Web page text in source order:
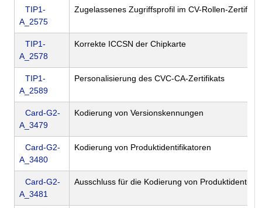
TIP1-
A_2575
Zugelassenes Zugriffsprofil im CV-Rollen-Zertifikat
TIP1-
A_2578
Korrekte ICCSN der Chipkarte
TIP1-
A_2589
Personalisierung des CVC-CA-Zertifikats
Card-G2-
A_3479
Kodierung von Versionskennungen
Card-G2-
A_3480
Kodierung von Produktidentifikatoren
Card-G2-
A_3481
Ausschluss für die Kodierung von